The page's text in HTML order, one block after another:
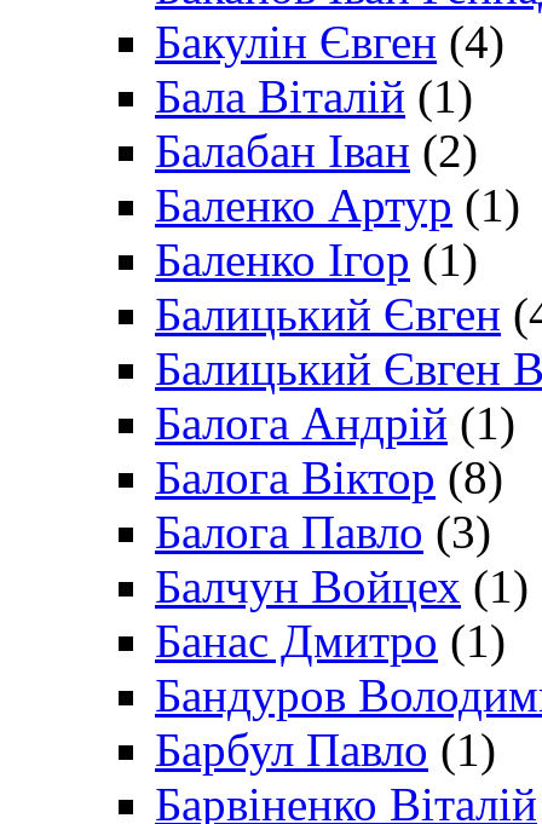
Бакулін Євген (4)
Бала Віталій (1)
Балабан Іван (2)
Баленко Артур (1)
Баленко Ігор (1)
Балицький Євген
Балицький Євген
Балога Андрій (1)
Балога Віктор (8)
Балога Павло (3)
Балчун Войцех (1)
Банас Дмитро (1)
Бандуров
Барбул Павло (1)
Барвіненко Віталій